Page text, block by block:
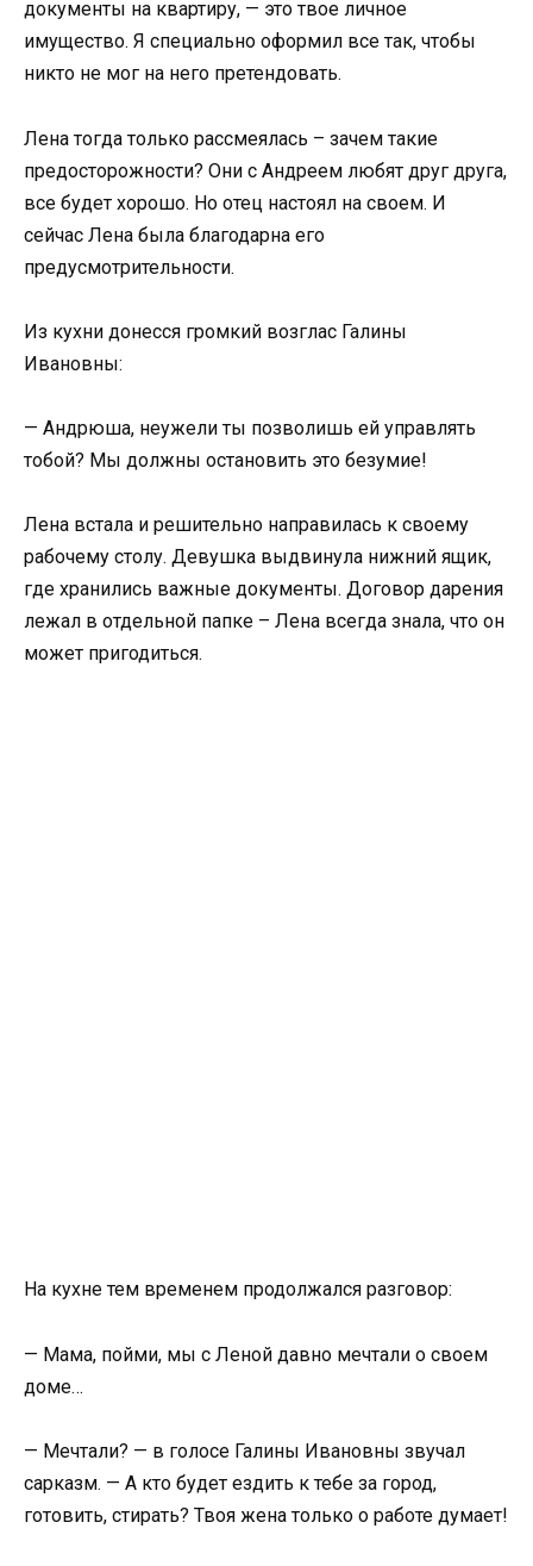
документы на квартиру, — это твое личное
имущество. Я специально оформил все так, чтобы
никто не мог на него претендовать.
Лена тогда только рассмеялась – зачем такие
предосторожности? Они с Андреем любят друг друга,
все будет хорошо. Но отец настоял на своем. И
сейчас Лена была благодарна его
предусмотрительности.
Из кухни донесся громкий возглас Галины
Ивановны:
— Андрюша, неужели ты позволишь ей управлять
тобой? Мы должны остановить это безумие!
Лена встала и решительно направилась к своему
рабочему столу. Девушка выдвинула нижний ящик,
где хранились важные документы. Договор дарения
лежал в отдельной папке – Лена всегда знала, что он
может пригодиться.
На кухне тем временем продолжался разговор:
— Мама, пойми, мы с Леной давно мечтали о своем
доме…
— Мечтали? — в голосе Галины Ивановны звучал
сарказм. — А кто будет ездить к тебе за город,
готовить, стирать? Твоя жена только о работе думает!